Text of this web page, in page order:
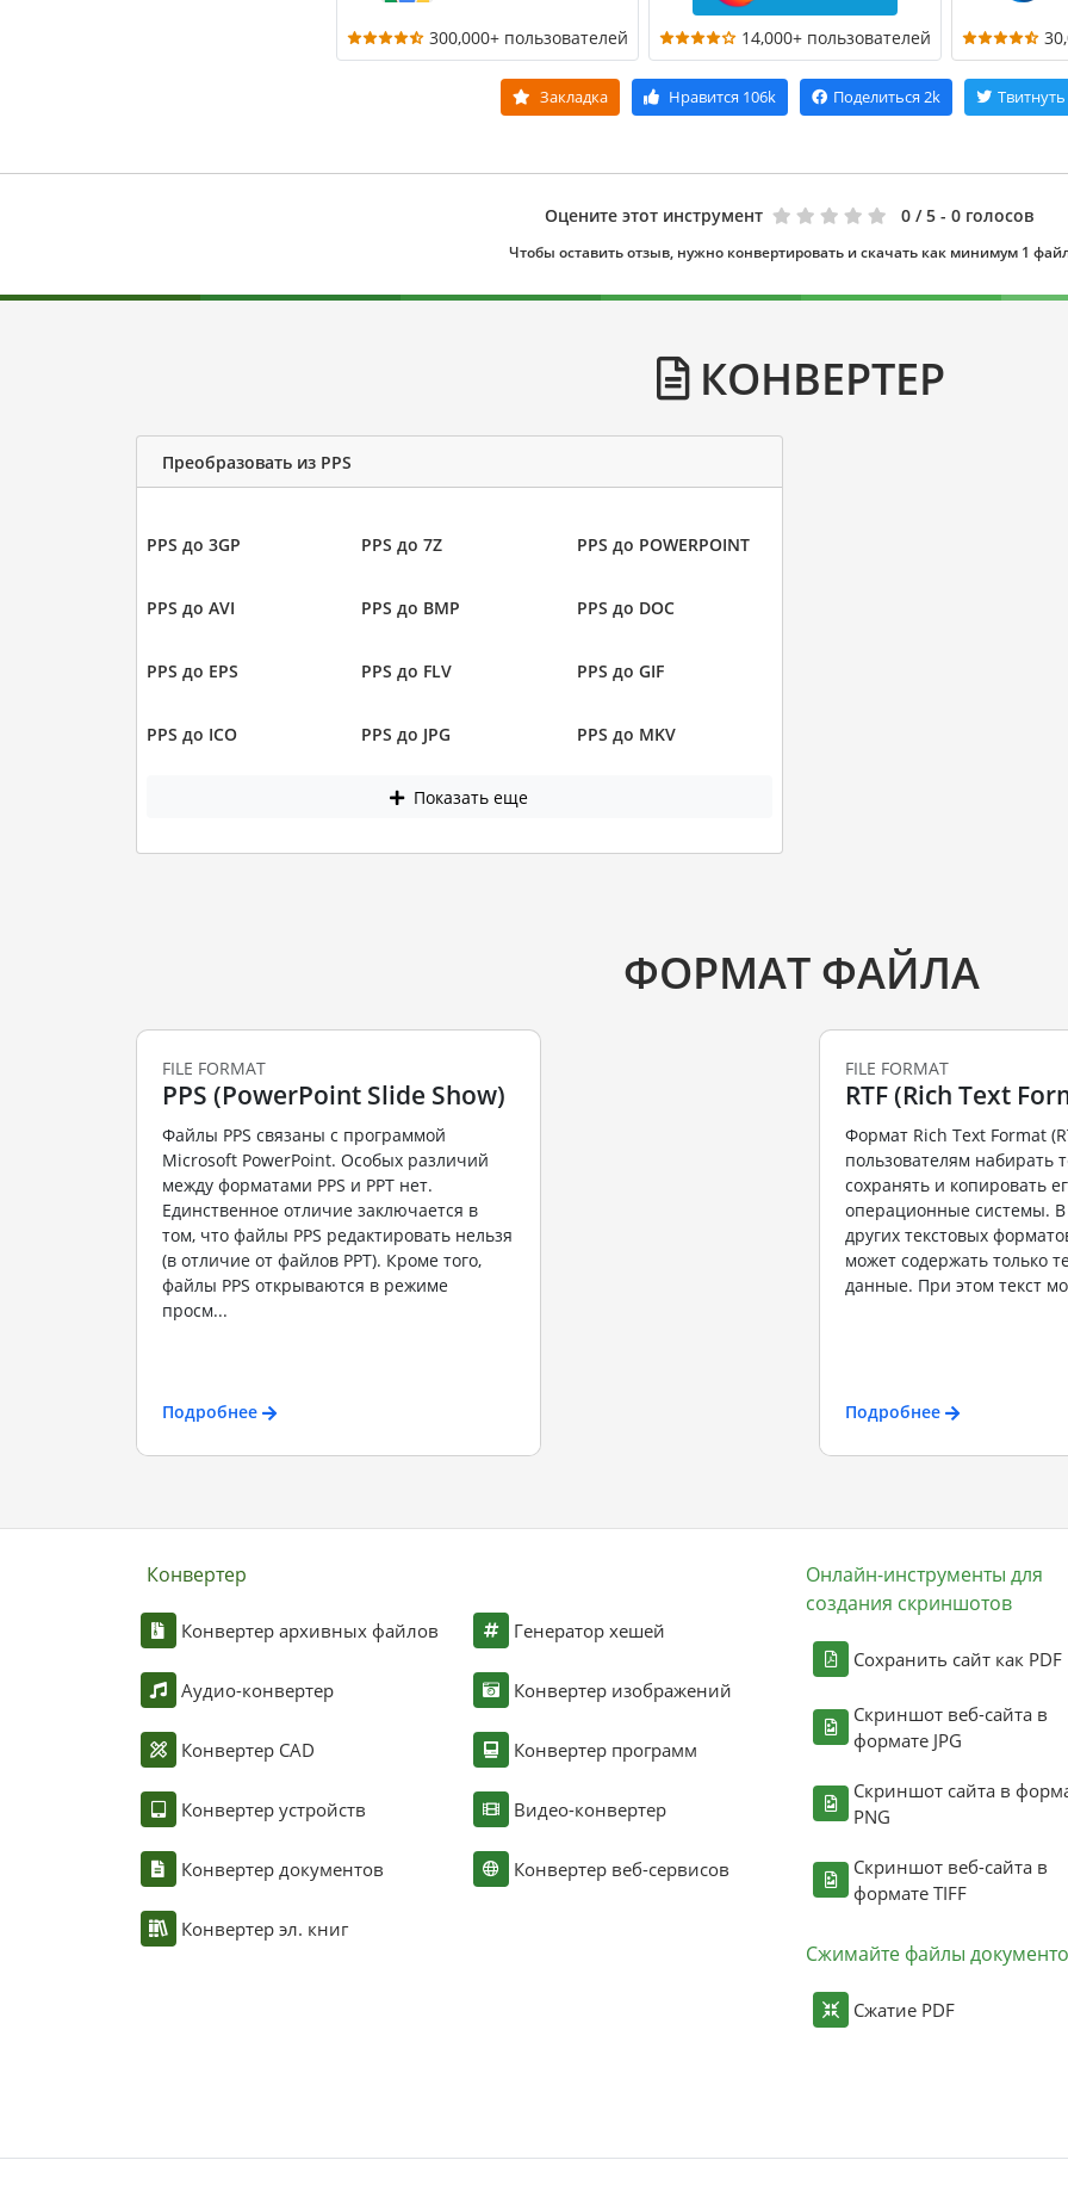
300,000+ пользователей 14,000+ пользователей
Закладка Нравится 106k Поделиться 2k Твитнуть
Оцените этот инструмент 0 / 5 - 0 голосов
Чтобы оставить отзыв, нужно конвертировать и скачать как минимум 1
КОНВЕРТЕР
Преобразовать из PPS
PPS до 3GP PPS до 7Z PPS до POWERPOINT
PPS до AVI PPS до BMP PPS до DOC
PPS до EPS PPS до FLV PPS до GIF
PPS до ICO PPS до JPG PPS до MKV
Показать еще
ФОРМАТ ФАЙЛА
FILE FORMAT
PPS (PowerPoint Slide Show)
Файлы PPS связаны с программой
Microsoft PowerPoint. Особых различий
между форматами PPS и PPT нет.
Единственное отличие заключается в
том, что файлы PPS редактировать нельзя
(в отличие от файлов PPT). Кроме того,
файлы PPS открываются в режиме
просм...
Подробнее
FILE FORMAT
RTF (Rich Text
Формат Rich Text Format
пользователям набирать
сохранять и копировать
операционные системы. В
других текстовых
может содержать только
данные. При этом текст
Подробнее
Конвертер
Конвертер архивных файлов
Аудио-конвертер
Конвертер CAD
Конвертер устройств
Конвертер документов
Конвертер эл. книг
Генератор хешей
Конвертер изображений
Конвертер программ
Видео-конвертер
Конвертер веб-сервисов
Онлайн-инструменты для
создания скриншотов
Сохранить сайт как PDF
Скриншот веб-сайта в
формате JPG
Скриншот сайта в
PNG
Скриншот веб-сайта в
формате TIFF
Сжимайте файлы
Сжатие PDF